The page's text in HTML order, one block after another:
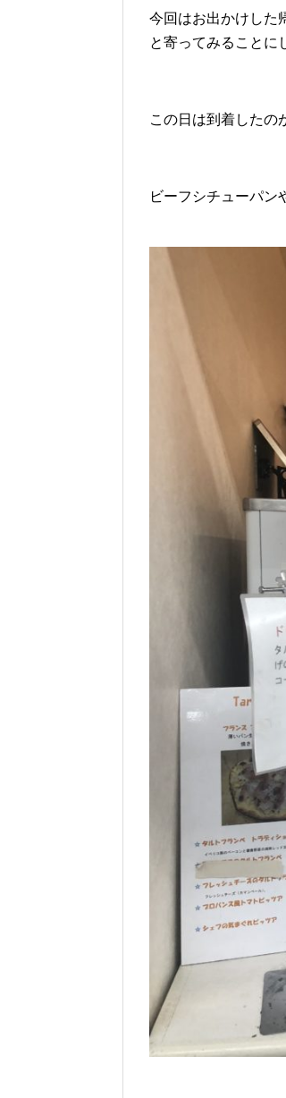
今回はお出かけした
と寄ってみることに
この日は到着したの
ビーフシチューパン